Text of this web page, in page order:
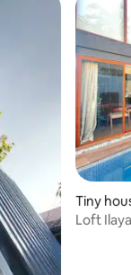
Tiny
Loft